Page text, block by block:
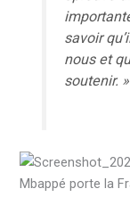
savoir
nous et
soutenir. »